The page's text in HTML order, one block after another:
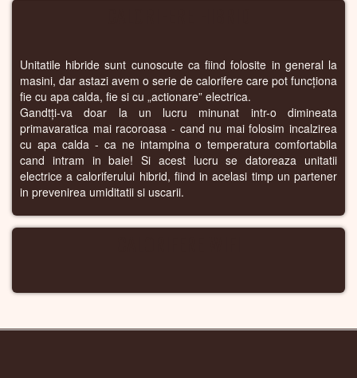
Unitatile hibride sunt cunoscute ca fiind folosite in general la
masini, dar astazi avem o serie de calorifere care pot funcționa
fie cu apa calda, fie si cu „actionare” electrica.
Gandtți-va doar la un lucru minunat intr-o dimineata
primavaratica mai racoroasa - cand nu mai folosim incalzirea
cu apa calda - ca ne intampina o temperatura comfortabila
cand intram in baie! Si acest lucru se datoreaza unitatii
electrice a caloriferului hibrid, fiind in acelasi timp un partener
in prevenirea umiditatii si uscarii.